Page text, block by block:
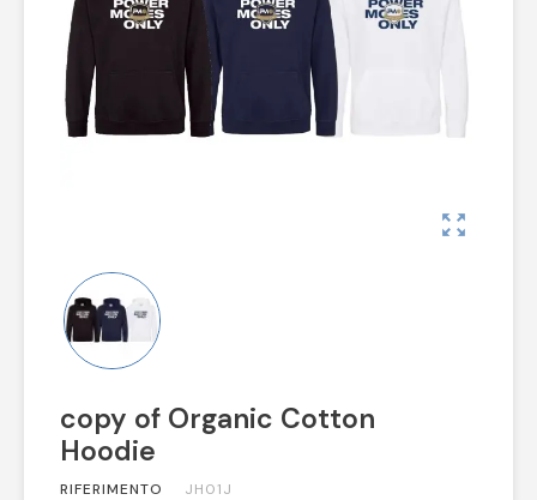
zoom_out_map
copy of Organic Cotton
Hoodie
RIFERIMENTO JH01J